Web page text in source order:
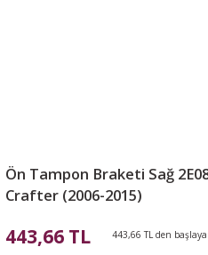
Ön Tampon Braketi Sağ
Crafter (2006-2015)
443,66 TL 443,66 TL den